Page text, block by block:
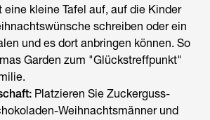
eine kleine Tafel auf, auf die Kinder
schreiben oder ein
und es dort anbringen können. So
Garden zum "Glückstreffpunkt"
Platzieren Sie Zuckerguss-
Weihnachtsmänner und